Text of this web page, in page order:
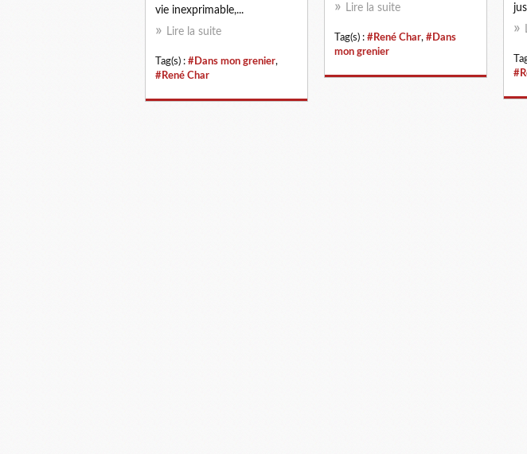
Lire la suite
Tag(s) : #René Char, #Dans
mon grenier
vie inexprimable,...
Lire la suite
Tag(s) : #Dans mon grenier,
#René Char